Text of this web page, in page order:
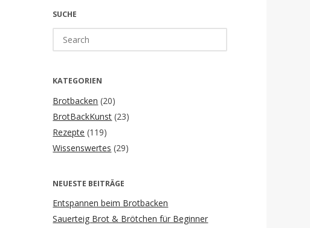
SUCHE
for:
KATEGORIEN
Brotbacken (20)
BrotBackKunst (23)
Rezepte (119)
Wissenswertes (29)
NEUESTE BEITRÄGE
Entspannen beim Brotbacken
Sauerteig Brot & Brötchen für Beginner